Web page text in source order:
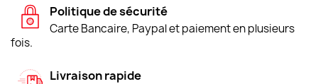
Politique de sécurité
Carte Bancaire, Paypal et paiement en plusieurs
fois.
Livraison rapide